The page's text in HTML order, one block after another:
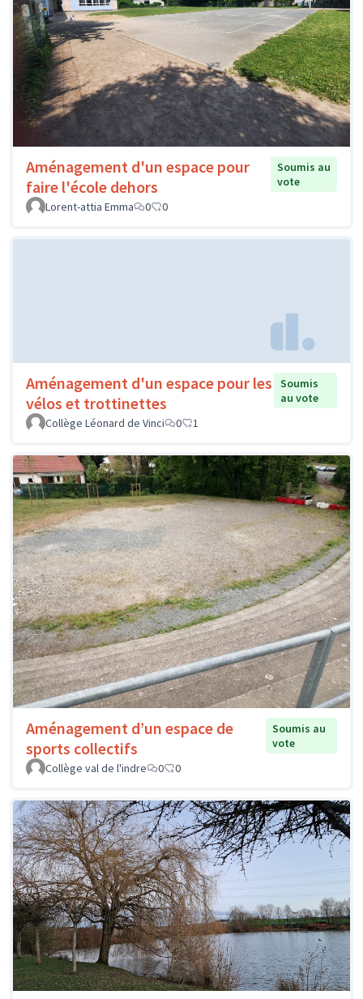
Aménagement d'un espace pour
faire l'école dehors
Soumis au
vote
Lorent-attia Emma
0 0
Aménagement d'un espace pour les
vélos et trottinettes
Soumis
au vote
Collège Léonard de Vinci
0 1
Aménagement d’un espace de
sports collectifs
Soumis au
vote
Collège val de l'indre
0 0